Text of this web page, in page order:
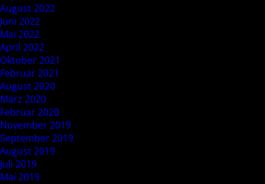
August 2022
Juni 2022
Mai 2022
April 2022
Oktober 2021
Februar 2021
August 2020
März 2020
Februar 2020
November 2019
September 2019
August 2019
Juli 2019
Mai 2019